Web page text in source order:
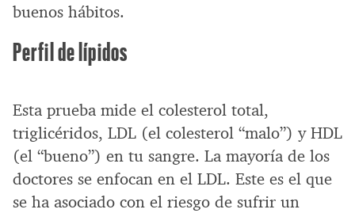
buenos hábitos.
Perfil de lípidos
Esta prueba mide el colesterol total,
triglicéridos, LDL (el colesterol “malo”) y HDL
(el “bueno”) en tu sangre. La mayoría de los
doctores se enfocan en el LDL. Este es el que
se ha asociado con el riesgo de sufrir un